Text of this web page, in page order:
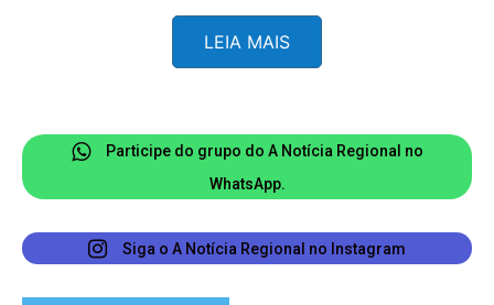
alívio financeiro, mas também para a construção
de recomeço coletivo e a cidade inteira ganha
com isso.
LEIA MAIS
Participe do grupo do A Notícia Regional no
WhatsApp.
Siga o A Notícia Regional no Instagram